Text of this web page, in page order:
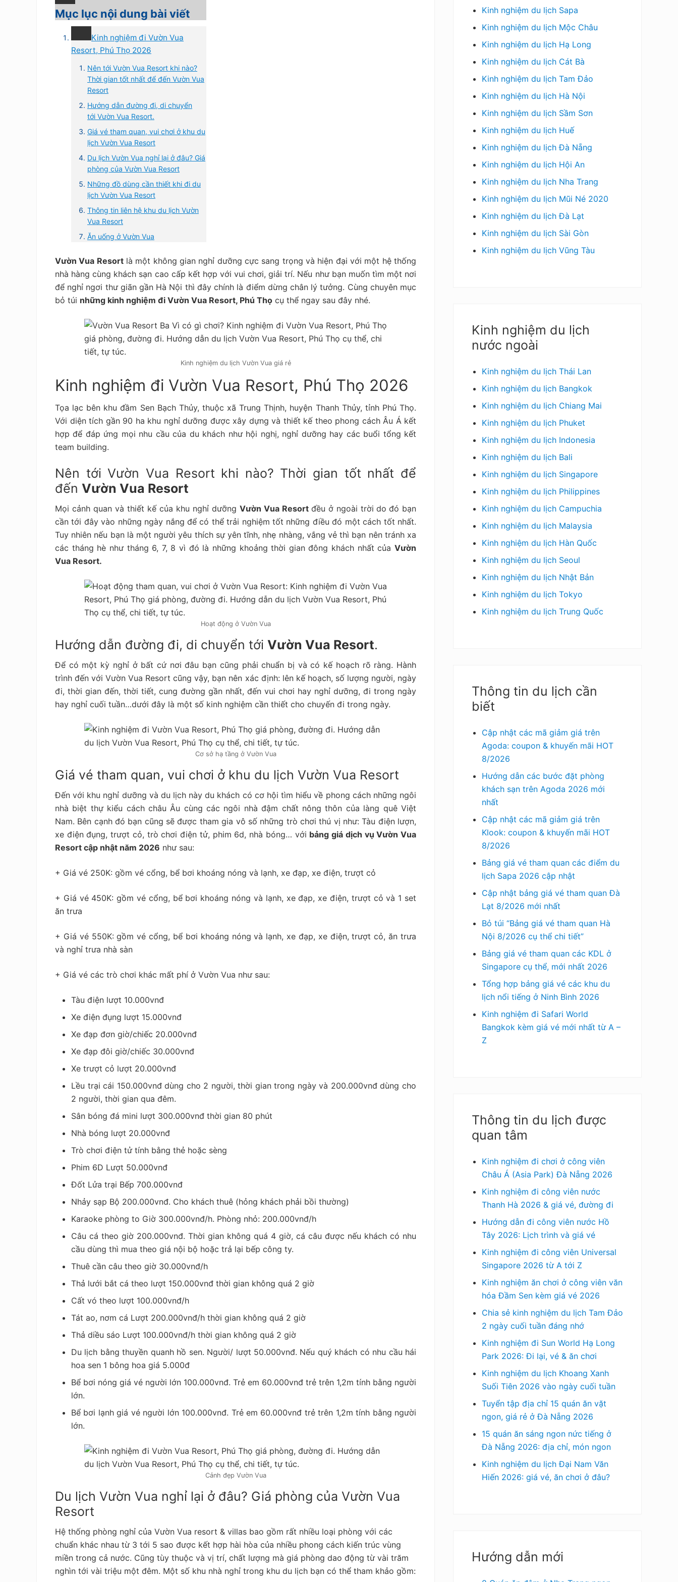
Mục lục nội dung bài viết
Kinh nghiệm đi Vườn Vua
Resort, Phú Thọ 2026
Nên tới Vườn Vua Resort khi nào?
Thời gian tốt nhất để đến Vườn Vua
Resort
Hướng dẫn đường đi, di chuyển
tới Vườn Vua Resort.
Giá vé tham quan, vui chơi ở khu du
lịch Vườn Vua Resort
Du lịch Vườn Vua nghỉ lại ở đâu? Giá
phòng của Vườn Vua Resort
Những đồ dùng cần thiết khi đi du
lịch Vườn Vua Resort
Thông tin liên hệ khu du lịch Vườn
Vua Resort
Ăn uống ở Vườn Vua
Vườn Vua Resortlà một không gian nghỉ dưỡng cực sang trọng và hiện đại với một hệ thống
nhà hàng cùng khách sạn cao cấp kết hợp với vui chơi, giải trí. Nếu như bạn muốn tìm một nơi
để nghỉ ngơi thư giãn gần Hà Nội thì đây chính là điểm dừng chân lý tưởng. Cùng chuyên mục
bỏ túi những kinh nghiệm đi Vườn Vua Resort, Phú Thọ cụ thể ngay sau đây nhé.
Kinh nghiệm du lịch Vườn Vua giá rẻ
Kinh nghiệm đi Vườn Vua Resort, Phú Thọ 2026
Tọa lạc bên khu đầm Sen Bạch Thủy, thuộc xã Trung Thịnh, huyện Thanh Thủy, tỉnh Phú Thọ.
Với diện tích gần 90 ha khu nghỉ dưỡng được xây dựng và thiết kế theo phong cách Âu Á kết
hợp để đáp ứng mọi nhu cầu của du khách như hội nghị, nghỉ dưỡng hay các buổi tổng kết
team building.
Nên tới Vườn Vua Resort khi nào? Thời gian tốt nhất để
đến Vườn Vua Resort
Mọi cảnh quan và thiết kế của khu nghỉ dưỡng Vườn Vua Resort đều ở ngoài trời do đó bạn
cần tới đây vào những ngày nắng để có thể trải nghiệm tốt những điều đó một cách tốt nhất.
Tuy nhiên nếu bạn là một người yêu thích sự yên tĩnh, nhẹ nhàng, vắng vẻ thì bạn nên tránh xa
các tháng hè như tháng 6, 7, 8 vì đó là những khoảng thời gian đông khách nhất của Vườn
Vua Resort.
Hoạt động ở Vườn Vua
Hướng dẫn đường đi, di chuyển tới Vườn Vua Resort.
Để có một kỳ nghỉ ở bất cứ nơi đâu bạn cũng phải chuẩn bị và có kế hoạch rõ ràng. Hành
trình đến với Vườn Vua Resort cũng vậy, bạn nên xác định: lên kế hoạch, số lượng người, ngày
đi, thời gian đến, thời tiết, cung đường gần nhất, đến vui chơi hay nghỉ dưỡng, đi trong ngày
hay nghỉ cuối tuần…dưới đây là một số kinh nghiệm cần thiết cho chuyến đi trong ngày.
Cơ sở hạ tầng ở Vườn Vua
Giá vé tham quan, vui chơi ở khu du lịch Vườn Vua Resort
Đến với khu nghỉ dưỡng và du lịch này du khách có cơ hội tìm hiểu về phong cách những ngôi
nhà biệt thự kiểu cách châu Âu cùng các ngôi nhà đậm chất nông thôn của làng quê Việt
Nam. Bên cạnh đó bạn cũng sẽ được tham gia vô số những trò chơi thú vị như: Tàu điện lượn,
xe điện đụng, trượt cỏ, trò chơi điện tử, phim 6d, nhà bóng… với bảng giá dịch vụ Vườn Vua
Resort cập nhật năm 2026 như sau:
+ Giá vé 250K: gồm vé cổng, bể bơi khoáng nóng và lạnh, xe đạp, xe điện, trượt cỏ
+ Giá vé 450K: gồm vé cổng, bể bơi khoáng nóng và lạnh, xe đạp, xe điện, trượt cỏ và 1 set
ăn trưa
+ Giá vé 550K: gồm vé cổng, bể bơi khoáng nóng và lạnh, xe đạp, xe điện, trượt cỏ, ăn trưa
và nghỉ trưa nhà sàn
+ Giá vé các trò chơi khác mất phí ở Vườn Vua như sau:
Tàu điện lượt 10.000vnđ
Xe điện đụng lượt 15.000vnđ
Xe đạp đơn giờ/chiếc 20.000vnđ
Xe đạp đôi giờ/chiếc 30.000vnđ
Xe trượt cỏ lượt 20.000vnđ
Lều trại cái 150.000vnđ dùng cho 2 người, thời gian trong ngày và 200.000vnđ dùng cho
2 người, thời gian qua đêm.
Sân bóng đá mini lượt 300.000vnđ thời gian 80 phút
Nhà bóng lượt 20.000vnđ
Trò chơi điện tử tính bằng thẻ hoặc sèng
Phim 6D Lượt 50.000vnđ
Đốt Lửa trại Bếp 700.000vnđ
Nhảy sạp Bộ 200.000vnđ. Cho khách thuê (hỏng khách phải bồi thường)
Karaoke phòng to Giờ 300.000vnđ/h. Phòng nhỏ: 200.000vnđ/h
Câu cá theo giờ 200.000vnđ. Thời gian không quá 4 giờ, cá câu được nếu khách có nhu
cầu dùng thì mua theo giá nội bộ hoặc trả lại bếp công ty.
Thuê cần câu theo giờ 30.000vnđ/h
Thả lưới bắt cá theo lượt 150.000vnđ thời gian không quá 2 giờ
Cất vó theo lượt 100.000vnđ/h
Tát ao, nơm cá Lượt 200.000vnđ/h thời gian không quá 2 giờ
Thả diều sáo Lượt 100.000vnđ/h thời gian không quá 2 giờ
Du lịch bằng thuyền quanh hồ sen. Người/ lượt 50.000vnđ. Nếu quý khách có nhu cầu hái
hoa sen 1 bông hoa giá 5.000đ
Bể bơi nóng giá vé người lớn 100.000vnđ. Trẻ em 60.000vnđ trẻ trên 1,2m tính bằng người
lớn.
Bể bơi lạnh giá vé người lớn 100.000vnđ. Trẻ em 60.000vnđ trẻ trên 1,2m tính bằng người
lớn.
Cảnh đẹp Vườn Vua
Du lịch Vườn Vua nghỉ lại ở đâu? Giá phòng của Vườn Vua
Resort
Hệ thống phòng nghỉ của Vườn Vua resort & villas bao gồm rất nhiều loại phòng với các
chuẩn khác nhau từ 3 tới 5 sao được kết hợp hài hòa của nhiều phong cách kiến trúc vùng
miền trong cả nước. Cũng tùy thuộc và vị trí, chất lượng mà giá phòng dao động từ vài trăm
nghìn tới vài triệu một đêm. Một số khu nhà nghỉ trong khu du lịch bạn có thể tham khảo gồm:
Kinh nghiệm du lịch Sapa
Kinh nghiệm du lịch Mộc Châu
Kinh nghiệm du lịch Hạ Long
Kinh nghiệm du lịch Cát Bà
Kinh nghiệm du lịch Tam Đảo
Kinh nghiệm du lịch Hà Nội
Kinh nghiệm du lịch Sầm Sơn
Kinh nghiệm du lịch Huế
Kinh nghiệm du lịch Đà Nẵng
Kinh nghiệm du lịch Hội An
Kinh nghiệm du lịch Nha Trang
Kinh nghiệm du lịch Mũi Né 2020
Kinh nghiệm du lịch Đà Lạt
Kinh nghiệm du lịch Sài Gòn
Kinh nghiệm du lịch Vũng Tàu
Kinh nghiệm du lịch
nước ngoài
Kinh nghiệm du lịch Thái Lan
Kinh nghiệm du lịch Bangkok
Kinh nghiệm du lịch Chiang Mai
Kinh nghiệm du lịch Phuket
Kinh nghiệm du lịch Indonesia
Kinh nghiệm du lịch Bali
Kinh nghiệm du lịch Singapore
Kinh nghiệm du lịch Philippines
Kinh nghiệm du lịch Campuchia
Kinh nghiệm du lịch Malaysia
Kinh nghiệm du lịch Hàn Quốc
Kinh nghiệm du lịch Seoul
Kinh nghiệm du lịch Nhật Bản
Kinh nghiệm du lịch Tokyo
Kinh nghiệm du lịch Trung Quốc
Thông tin du lịch cần
biết
Cập nhật các mã giảm giá trên
Agoda: coupon & khuyến mãi HOT
8/2026
Hướng dẫn các bước đặt phòng
khách sạn trên Agoda 2026 mới
nhất
Cập nhật các mã giảm giá trên
Klook: coupon & khuyến mãi HOT
8/2026
Bảng giá vé tham quan các điểm du
lịch Sapa 2026 cập nhật
Cập nhật bảng giá vé tham quan Đà
Lạt 8/2026 mới nhất
Bỏ túi “Bảng giá vé tham quan Hà
Nội 8/2026 cụ thể chi tiết”
Bảng giá vé tham quan các KDL ở
Singapore cụ thể, mới nhất 2026
Tổng hợp bảng giá vé các khu du
lịch nổi tiếng ở Ninh Bình 2026
Kinh nghiệm đi Safari World
Bangkok kèm giá vé mới nhất từ A –
Z
Thông tin du lịch được
quan tâm
Kinh nghiệm đi chơi ở công viên
Châu Á (Asia Park) Đà Nẵng 2026
Kinh nghiệm đi công viên nước
Thanh Hà 2026 & giá vé, đường đi
Hướng dẫn đi công viên nước Hồ
Tây 2026: Lịch trình và giá vé
Kinh nghiệm đi công viên Universal
Singapore 2026 từ A tới Z
Kinh nghiệm ăn chơi ở công viên văn
hóa Đầm Sen kèm giá vé 2026
Chia sẻ kinh nghiệm du lịch Tam Đảo
2 ngày cuối tuần đáng nhớ
Kinh nghiệm đi Sun World Hạ Long
Park 2026: Đi lại, vé & ăn chơi
Kinh nghiệm du lịch Khoang Xanh
Suối Tiên 2026 vào ngày cuối tuần
Tuyển tập địa chỉ 15 quán ăn vặt
ngon, giá rẻ ở Đà Nẵng 2026
15 quán ăn sáng ngon nức tiếng ở
Đà Nẵng 2026: địa chỉ, món ngon
Kinh nghiệm du lịch Đại Nam Văn
Hiến 2026: giá vé, ăn chơi ở đâu?
Hướng dẫn mới